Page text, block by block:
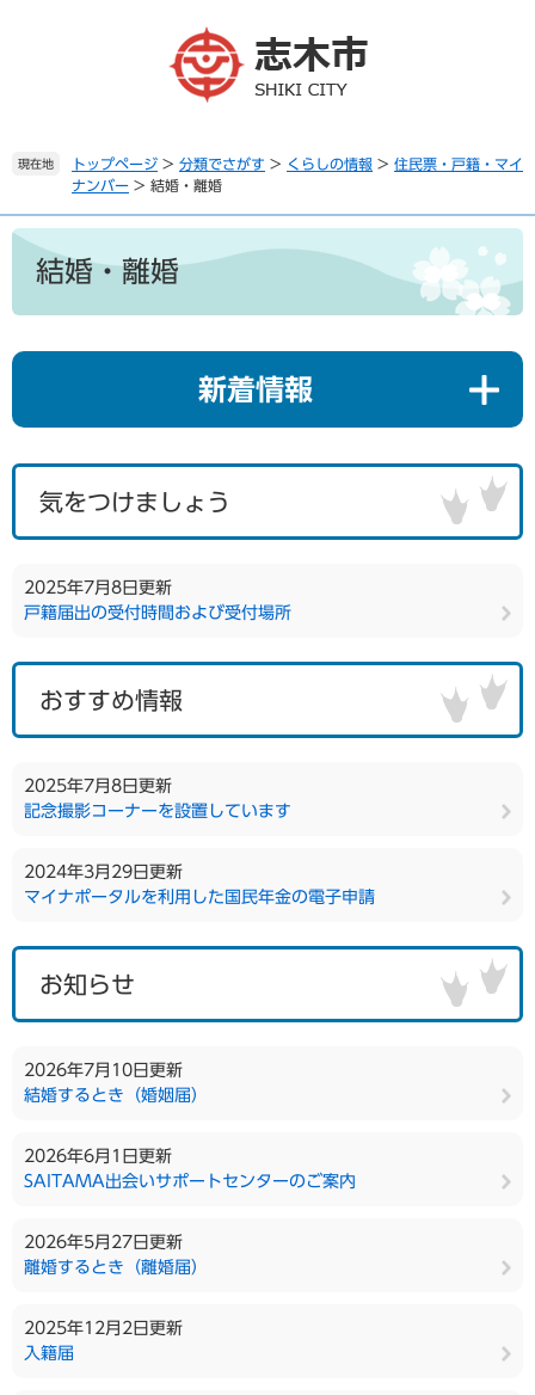
。
て
本
現在地 トップページ > 分類でさがす > くらしの情報 > 住民票・戸籍・マイ
ナンバー > 結婚・離婚
本
結婚・離婚
新着情報
気をつけましょう
2025年7月8日更新
戸籍届出の受付時間および受付場所
おすすめ情報
2025年7月8日更新
記念撮影コーナーを設置しています
2024年3月29日更新
マイナポータルを利用した国民年金の電子申請
お知らせ
2026年7月10日更新
結婚するとき（婚姻届）
2026年6月1日更新
SAITAMA出会いサポートセンターのご案内
2026年5月27日更新
離婚するとき（離婚届）
2025年12月2日更新
入籍届